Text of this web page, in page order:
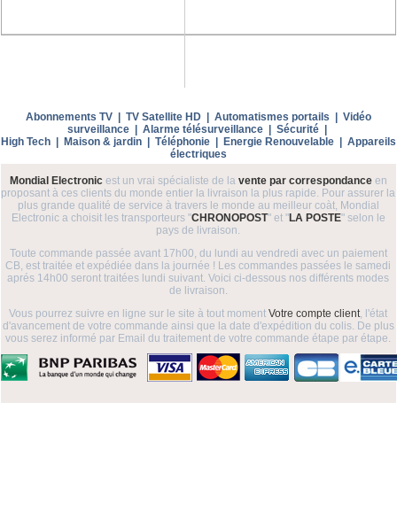
Abonnements TV| TV Satellite HD| Automatismes portails | Vidéo
surveillance| Alarme télésurveillance| Sécurité|
High Tech| Maison & jardin| Téléphonie| Energie Renouvelable| Appareils
électriques
Mondial Electronicest un vrai spécialiste de la vente par correspondanceen
proposant à ces clients du monde entier la livraison la plus rapide. Pour assurer la
plus grande qualité de service à travers le monde au meilleur coàt, Mondial
Electronic a choisit les transporteurs "CHRONOPOST" et "LA POSTE" selon le
pays de livraison.
Toute commande passée avant 17h00, du lundi au vendredi avec un paiement
CB, est traitée et expédiée dans la journée ! Les commandes passées le samedi
aprés 14h00 seront traitées lundi suivant. Voici ci-dessous nos différents modes
de livraison.
Vous pourrez suivre en ligne sur le site à tout momentVotre compte client , l'état
d'avancement de votre commande ainsi que la date d'expédition du colis. De plus
vous serez informé par Email du traitement de votre commande étape par étape.